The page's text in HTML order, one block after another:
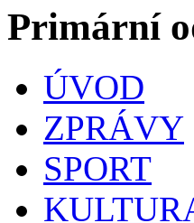
Primární
ÚVOD
ZPRÁVY
SPORT